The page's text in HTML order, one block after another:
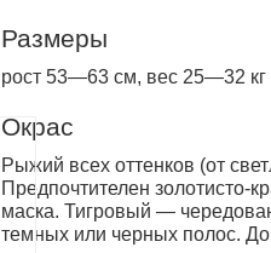
Размеры
рост 53—63 см, вес 25—32 кг
Окрас
Рыжий всех оттенков (от
Предпочтителен золотисто-
маска. Тигровый —
темных или черных полос.